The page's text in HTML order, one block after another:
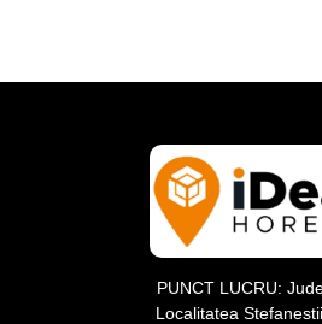
PUNCT LUCRU:
Localitatea